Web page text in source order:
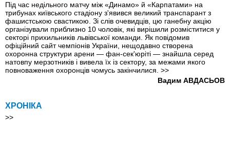
Під час недільного матчу між «Динамо» й «Карпатами» на
трибунах київського стадіону з'явився великий транспарант з
фашистською свастикою. Зі слів очевидців, цю ганебну акцію
організували приблизно 10 чоловік, які вирішили розміститися у
секторі прихильників львівської команди. Як повідомив
офіційний сайт чемпіонів України, нещодавно створена
охоронна структури арени — фан-сек'юріті — знайшла серед
натовпу мерзотників і вивела їх із сектору, за межами якого
повноваження охоронців чомусь закінчилися. >>
Вадим АВДАСЬОВ
ХРОНІКА
>>